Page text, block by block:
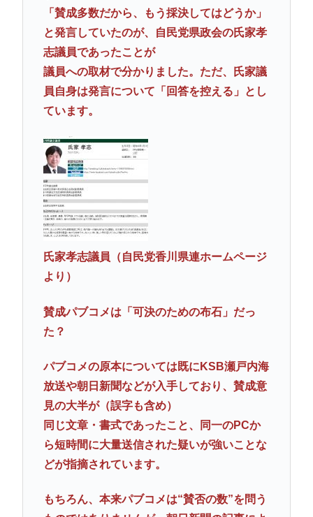
「賛成多数だから、もう採決してはどうか」
と発言していたのが、自民党県政会の氏家孝
志議員であったことが
議員への取材で分かりました。ただ、氏家議
員自身は発言について「回答を控える」とし
ています。
氏家孝志議員（自民党香川県連ホームページ
より）
賛成パブコメは「可決のための布石」だっ
た？
パブコメの原本については既にKSB瀬戸内海
放送や朝日新聞などが入手しており、賛成意
見の大半が（誤字も含め）
同じ文章・書式であったこと、同一のPCか
ら短時間に大量送信された疑いが強いことな
どが指摘されています。
もちろん、本来パブコメは“賛否の数”を問う